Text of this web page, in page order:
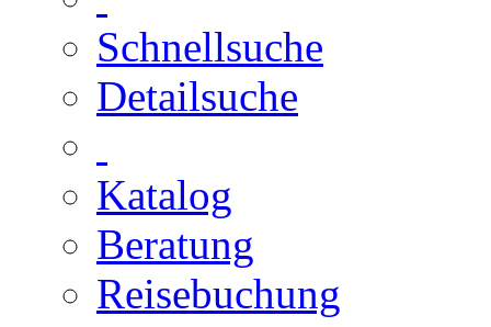
Schnellsuche
Detailsuche
Katalog
Beratung
Reisebuchung